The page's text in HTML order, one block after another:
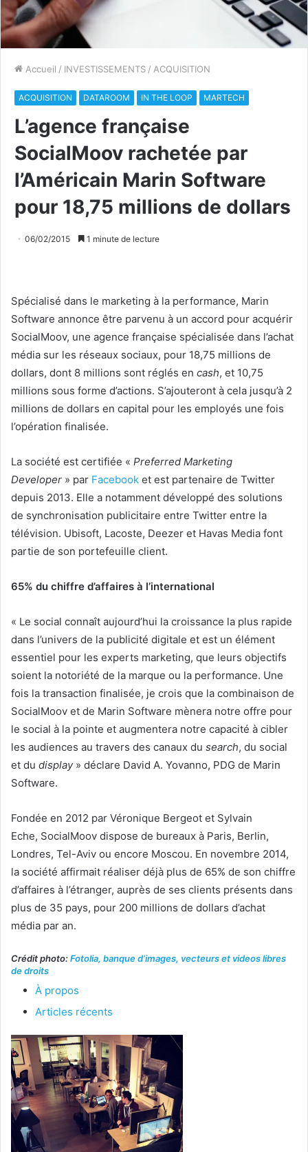
Accueil / INVESTISSEMENTS / ACQUISITION
ACQUISITION DATAROOM IN THE LOOP MARTECH
L’agence française
SocialMoov rachetée par
l’Américain Marin Software
pour 18,75 millions de dollars
06/02/2015 1 minute de lecture
Spécialisé dans le marketing à la performance, Marin
Software annonce être parvenu à un accord pour acquérir
SocialMoov, une agence française spécialisée dans l’achat
média sur les réseaux sociaux, pour 18,75 millions de
dollars, dont 8 millions sont réglés en cash, et 10,75
millions sous forme d’actions. S’ajouteront à cela jusqu’à 2
millions de dollars en capital pour les employés une fois
l’opération finalisée.
La société est certifiée « Preferred Marketing
Developer » par Facebook et est partenaire de Twitter
depuis 2013. Elle a notamment développé des solutions
de synchronisation publicitaire entre Twitter entre la
télévision. Ubisoft, Lacoste, Deezer et Havas Media font
partie de son portefeuille client.
65% du chiffre d’affaires à l’international
« Le social connaît aujourd’hui la croissance la plus rapide
dans l’univers de la publicité digitale et est un élément
essentiel pour les experts marketing, que leurs objectifs
soient la notoriété de la marque ou la performance. Une
fois la transaction finalisée, je crois que la combinaison de
SocialMoov et de Marin Software mènera notre offre pour
le social à la pointe et augmentera notre capacité à cibler
les audiences au travers des canaux du search, du social
et du display» déclare David A. Yovanno, PDG de Marin
Software.
Fondée en 2012 par Véronique Bergeot et Sylvain
Eche, SocialMoov dispose de bureaux à Paris, Berlin,
Londres, Tel-Aviv ou encore Moscou. En novembre 2014,
la société affirmait réaliser déjà plus de 65% de son chiffre
d’affaires à l’étranger, auprès de ses clients présents dans
plus de 35 pays, pour 200 millions de dollars d’achat
média par an.
Crédit photo:Fotolia, banque d’images, vecteurs et videos libres
de droits
À propos
Articles récents